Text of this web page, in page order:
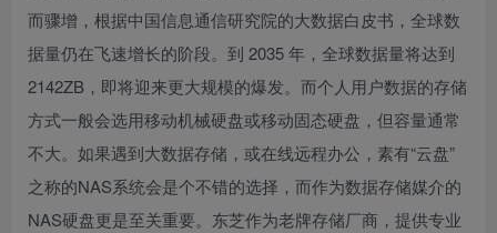
而骤增，根据中国信息通信研究院的大数据白皮书，全球数
据量仍在飞速增长的阶段。到 2035 年，全球数据量将达到
2142ZB，即将迎来更大规模的爆发。而个人用户数据的存储
方式一般会选用移动机械硬盘或移动固态硬盘，但容量通常
不大。如果遇到大数据存储，或在线远程办公，素有“云盘”
之称的NAS系统会是个不错的选择，而作为数据存储媒介的
NAS硬盘更是至关重要。东芝作为老牌存储厂商，提供专业